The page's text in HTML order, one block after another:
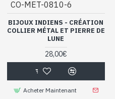
CO-MET-0810-6
BIJOUX INDIENS - CRÉATION
COLLIER MÉTAL ET PIERRE DE
LUNE
28,00€
Acheter Maintenant